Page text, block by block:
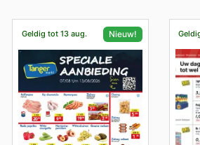
Geldig tot 13 aug. Nieuw!